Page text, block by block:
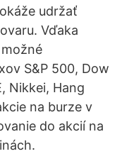
udržať
Vďaka
S&P 500, Dow
Nikkei, Hang
na burze v
do akcií na